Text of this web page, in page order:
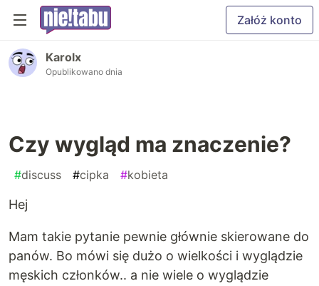
Załóż konto
Karolx
Opublikowano dnia
Czy wygląd ma znaczenie?
#discuss #cipka #kobieta
Hej
Mam takie pytanie pewnie głównie skierowane do
panów. Bo mówi się dużo o wielkości i wyglądzie
męskich członków.. a nie wiele o wyglądzie